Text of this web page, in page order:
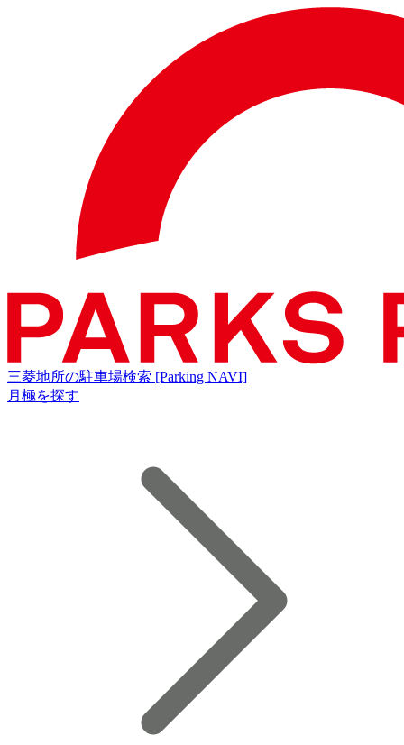
三菱地所の駐車場検索 [Parking NAVI]
月極を探す